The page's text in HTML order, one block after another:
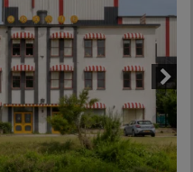
Next